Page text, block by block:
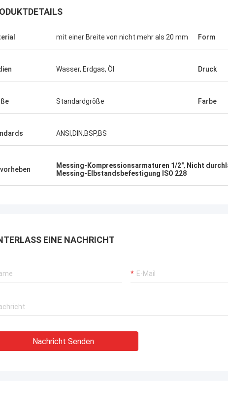
mit einer Breite von nicht mehr als 20 mm Form
Wasser, Erdgas, Öl Druck
Standardgröße Farbe
ANSI,DIN,BSP,BS
Messing-Kompressionsarmaturen 1/2", Nicht
Messing-Elbstandsbefestigung ISO 228
EINE NACHRICHT
Nachricht Senden